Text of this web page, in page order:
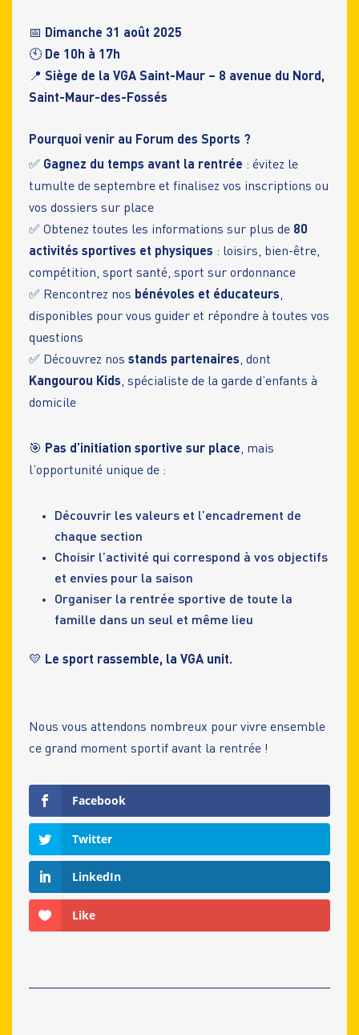
📅
Dimanche 31 août 2025
🕙 De 10h à 17h
📍 Siège de la VGA Saint-Maur – 8 avenue du Nord,
Saint-Maur-des-Fossés
Pourquoi venir au Forum des Sports ?
✅ Gagnez du temps avant la rentrée : évitez le
tumulte de septembre et finalisez vos inscriptions ou
vos dossiers sur place
✅ Obtenez toutes les informations sur plus de 80
activités sportives et physiques : loisirs, bien-être,
compétition, sport santé, sport sur ordonnance
✅ Rencontrez nos bénévoles et éducateurs,
disponibles pour vous guider et répondre à toutes vos
questions
✅ Découvrez nos stands partenaires, dont
Kangourou Kids, spécialiste de la garde d’enfants à
domicile
🎯 Pas d’initiation sportive sur place, mais
l’opportunité unique de :
Découvrir les valeurs et l’encadrement de
chaque section
Choisir l’activité qui correspond à vos objectifs
et envies pour la saison
Organiser la rentrée sportive de toute la
famille dans un seul et même lieu
💛 Le sport rassemble, la VGA unit.
Nous vous attendons nombreux pour vivre ensemble
ce grand moment sportif avant la rentrée !
Facebook
Twitter
LinkedIn
Like